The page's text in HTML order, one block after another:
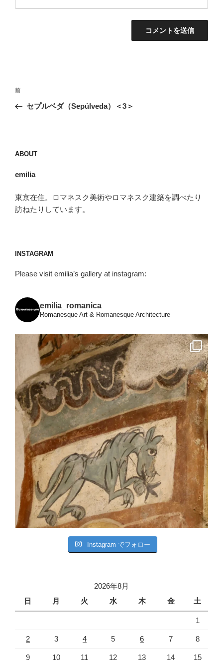
投
ナ
ー
ン
前
の
前
セプルベダ（Sepúlveda）＜3＞
ABOUT
emilia
東京在住。ロマネスク美術やロマネスク建築を調べたり
訪ねたりしています。
INSTAGRAM
Please visit emilia’s gallery at instagram:
emilia_romanica
Romanesque Art & Romanesque Architecture
Instagram でフォロー
2026年8月
日
月 火 水 木 金 土
1
2 3 4 5 6 7 8
9 10 11 12 13 14 15